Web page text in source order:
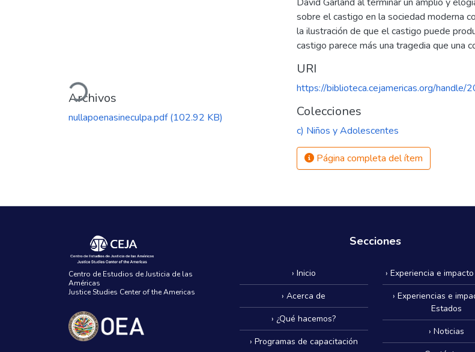
Cargando...
Archivos
nullapoenasineculpa.pdf(102.92 KB)
sobre el castigo en la sociedad moderna
la ilustración de que el castigo puede
castigo parece más una tragedia que una
URI
https://biblioteca.cejamericas.org/handle/
Colecciones
c) Niños y Adolescentes
Página completa del ítem
Centro de Estudios de Justicia de las
Américas
Justice Studies Center of the Americas
Secciones
› Inicio
› Acerca de
› ¿Qué hacemos?
› Programas de capacitación
› Experiencia e
› Experiencias e
Estados
› Noticias